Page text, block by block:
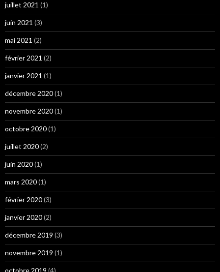
juillet 2021 (1)
juin 2021 (3)
mai 2021 (2)
février 2021 (2)
janvier 2021 (1)
décembre 2020(1)
novembre 2020(1)
octobre 2020(1)
juillet 2020(2)
juin 2020(1)
mars 2020(1)
février 2020(3)
janvier 2020(2)
décembre 2019 (3)
novembre 2019 (1)
octobre 2019 (4)